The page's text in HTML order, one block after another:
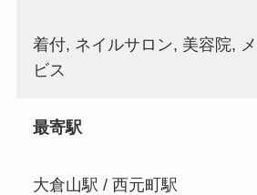
着付, ネイルサロン, 美容院,
ビス
最寄駅
大倉山駅 / 西元町駅